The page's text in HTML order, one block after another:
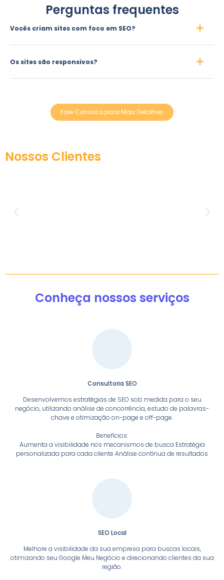
Perguntas frequentes
Vocês criam sites com foco em SEO?
Os sites são responsivos?
Fale Conosco para Mais Detalhes
Nossos Clientes
Conheça nossos serviços
Consultoria SEO
Desenvolvemos estratégias de SEO sob medida para o seu
negócio, utilizando análise de concorrência, estudo de palavras-
chave e otimização on-page e off-page.
Benefícios:
Aumenta a visibilidade nos mecanismos de busca Estratégia
personalizada para cada cliente Análise contínua de resultados
SEO Local
Melhore a visibilidade da sua empresa para buscas locais,
otimizando seu Google Meu Negócio e direcionando clientes da sua
região.